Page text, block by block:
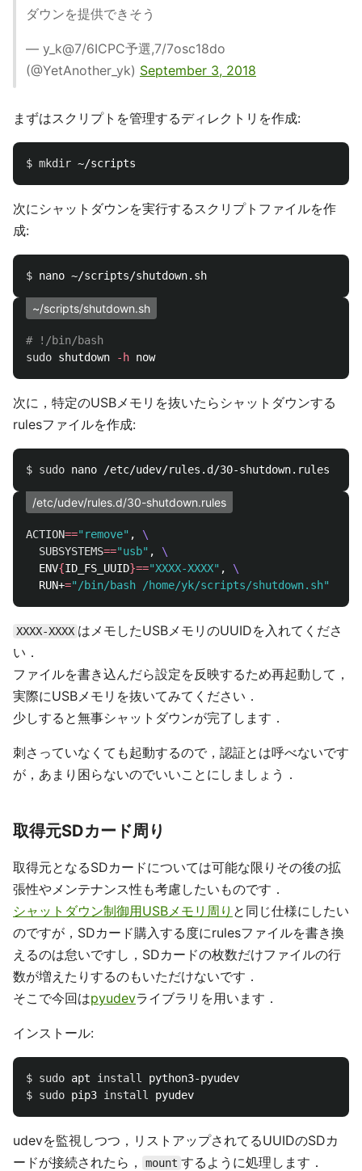
ダウンを提供できそう
— y_k@7/6ICPC予選,7/7osc18do
(@YetAnother_yk) September 3, 2018
まずはスクリプトを管理するディレクトリを作成:
$ mkdir
次にシャットダウンを実行するスクリプトファイルを作
成:
$
~/scripts/shutdown.sh
# !/bin/bash
sudo shutdown -h
次に，特定のUSBメモリを抜いたらシャットダウンする
rulesファイルを作成:
$ sudo
/etc/udev/rules.d/30-shutdown.rules
ACTION=="remove" , \
SUBSYSTEMS=="usb" , \
  ENV
{ID_FS_UUID}=="XXXX-XXXX" , \
  RUN+
="/bin/bash /home/yk/scripts/shutdown.sh"
XXXX-XXXX はメモしたUSBメモリのUUIDを入れてくださ
い．
ファイルを書き込んだら設定を反映するため再起動して，
実際にUSBメモリを抜いてみてください．
少しすると無事シャットダウンが完了します．
刺さっていなくても起動するので，認証とは呼べないです
が，あまり困らないのでいいことにしましょう．
取得元SDカード周り
取得元となるSDカードについては可能な限りその後の拡
張性やメンテナンス性も考慮したいものです．
シャットダウン制御用USBメモリ周り と同じ仕様にしたい
のですが，SDカード購入する度にrulesファイルを書き換
えるのは怠いですし，SDカードの枚数だけファイルの行
数が増えたりするのもいただけないです．
そこで今回はpyudevライブラリを用います．
インストール:
$ sudo apt install
$ sudo pip3 install
udevを監視しつつ，リストアップされてるUUIDのSDカ
ードが接続されたら，
mount するように処理します．